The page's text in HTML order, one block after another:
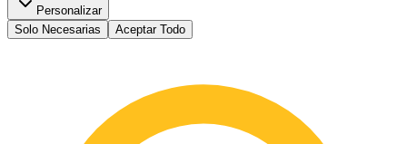
Personalizar
Solo Necesarias
Aceptar Todo